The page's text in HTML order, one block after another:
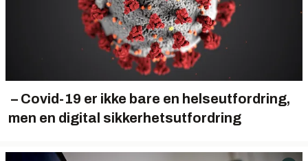
– Covid-19 er ikke bare en helseutfordring,
men en digital sikkerhetsutfordring